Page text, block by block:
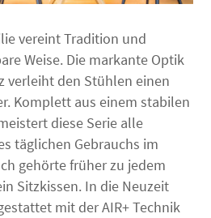
vereint Tradition und
Weise. Die markante Optik
verleiht den Stühlen einen
Komplett aus einem stabilen
diese Serie alle
täglichen Gebrauchs im
gehörte früher zu jedem
Sitzkissen. In die Neuzeit
mit der AIR+ Technik